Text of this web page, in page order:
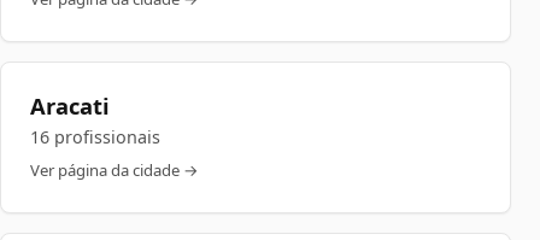
Aracati
16 profissionais
Ver página da cidade →